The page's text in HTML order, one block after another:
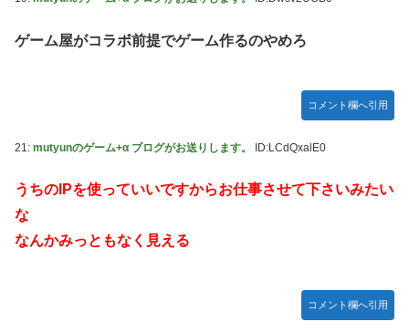
ゲーム屋がコラボ前提でゲーム作るのやめろ
コメント欄へ引用
21: mutyunのゲーム+α ブログがお送りします。 ID:LCdQxalE0
うちのIPを使っていいですからお仕事させて下さいみたい
な
なんかみっともなく見える
コメント欄へ引用